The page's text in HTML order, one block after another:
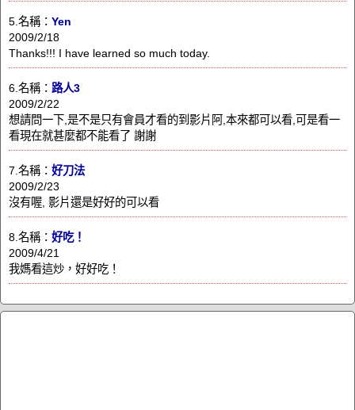
5.名稱： Yen
2009/2/18
Thanks!!! I have learned so much today.
6.名稱： 路人3
2009/2/22
想請問一下,是不是只有會員才看的到影片阿,本來都可以看,可是看一
看現在就甚麼都不能看了 謝謝
7.名稱： 好刀法
2009/2/23
沒有喔, 影片還是好好的可以看
8.名稱： 好吃！
2009/4/21
我媽看這炒，好好吃！